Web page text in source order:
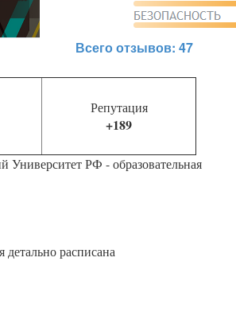
Всего отзывов: 47
Репутация
+189
Университет РФ - образовательная
расписана